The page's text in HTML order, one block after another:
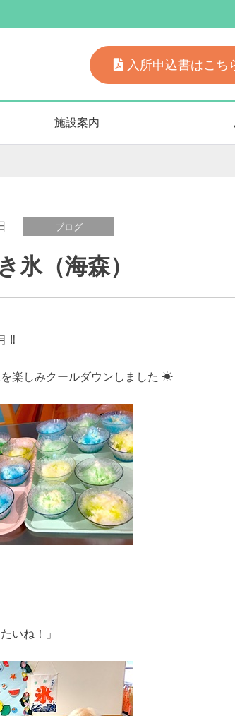
を入れています。
入所申込書はこち
施設案内
ブログ
氷（海森）
‼
楽しみクールダウンしました ☀
いね！」